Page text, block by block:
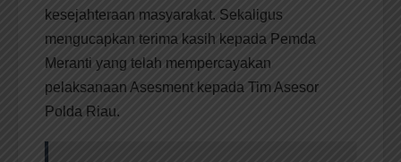
kesejahteraan masyarakat. Sekaligus
mengucapkan terima kasih kepada Pemda
Meranti yang telah mempercayakan
pelaksanaan Asesment kepada Tim Asesor
Polda Riau.